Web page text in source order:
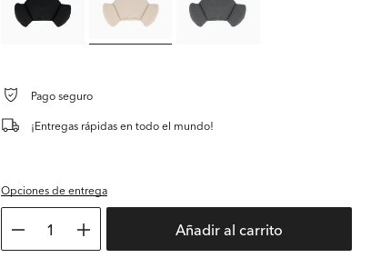
Pago seguro
¡Entregas rápidas en todo el mundo!
Opciones de entrega
1 Añadir al carrito